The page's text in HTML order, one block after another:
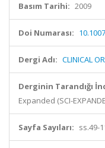
Basım Tarihi: 2009
Doi Numarası:
Dergi Adı: CLINICAL
Derginin Tarandığı
Expanded (SCI-
Sayfa Sayıları: ss.49-